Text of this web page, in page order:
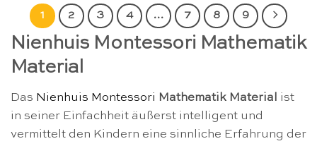
1 2 3 4 … 7 8 9
Nienhuis Montessori Mathematik
Material
Das Nienhuis Montessori Mathematik Material
ist
in seiner Einfachheit äußerst intelligent und
vermittelt den Kindern eine sinnliche Erfahrung der